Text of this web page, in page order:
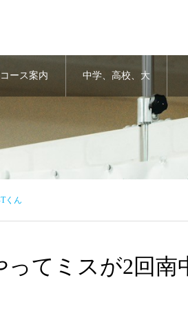
ース案内 中学、高校、大
くん
てミスが2回南